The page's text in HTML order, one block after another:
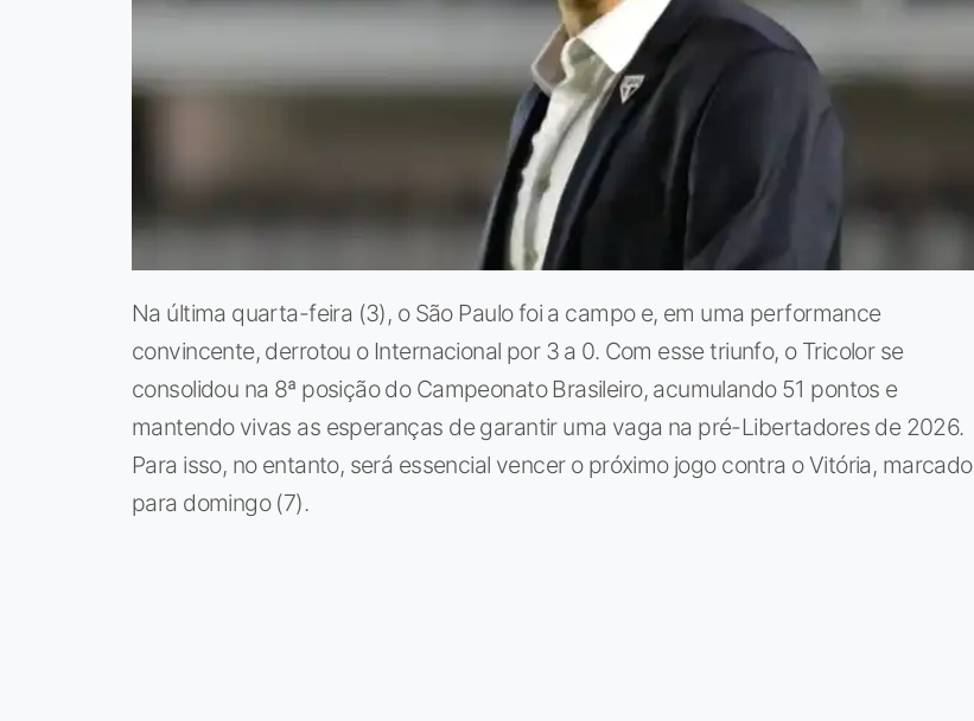
Na última quarta-feira (3), o São Paulo foi a campo e, em uma performance
convincente, derrotou o Internacional por 3 a 0. Com esse triunfo, o Tricolor se
consolidou na 8ª posição do Campeonato Brasileiro, acumulando 51 pontos e
mantendo vivas as esperanças de garantir uma vaga na pré-Libertadores de 2026.
Para isso, no entanto, será essencial vencer o próximo jogo contra o Vitória, marcado
para domingo (7).